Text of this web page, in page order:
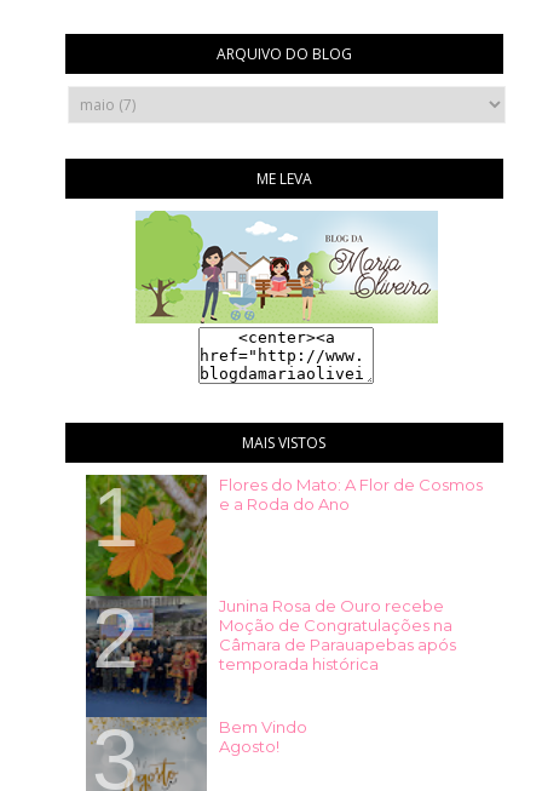
ARQUIVO DO BLOG
ME LEVA
MAIS VISTOS
Flores do Mato: A Flor de Cosmos
e a Roda do Ano
Junina Rosa de Ouro recebe
Moção de Congratulações na
Câmara de Parauapebas após
temporada histórica
Bem Vindo
Agosto!